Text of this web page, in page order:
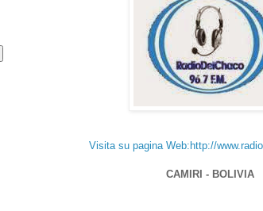
Visita su pagina Web:http://
CAMIRI - BOLIVIA